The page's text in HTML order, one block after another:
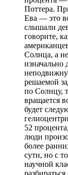
Поттера.
Ева — это
слышали
говорите,
Солнца, а
изначально
решаемой
по Солнцу,
вращается
будет
52
люди
более
сути, но с
научной